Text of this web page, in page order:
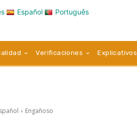
Español Português
Verificaciones Explicativos
Engañoso